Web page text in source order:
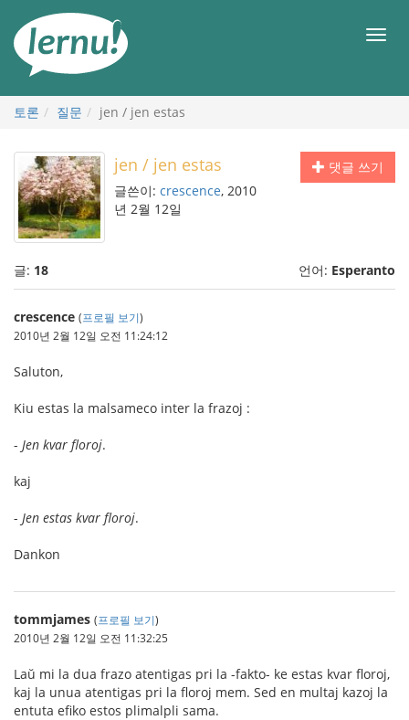
메
토론 질문 jen / jen estas
댓글 쓰기
jen / jen estas
글쓴이: crescence, 2010
년 2월 12일
글: 18 언어: Esperanto
crescence (프로필 보기)
2010년 2월 12일 오전 11:24:12
Saluton,
Kiu estas la malsameco inter la frazoj :
- Jen kvar floroj.
kaj
- Jen estas kvar floroj.
Dankon
tommjames (프로필 보기)
2010년 2월 12일 오전 11:32:25
Laŭ mi la dua frazo atentigas pri la -fakto- ke estas kvar floroj,
kaj la unua atentigas pri la floroj mem. Sed en multaj kazoj la
entuta efiko estos plimalpli sama.